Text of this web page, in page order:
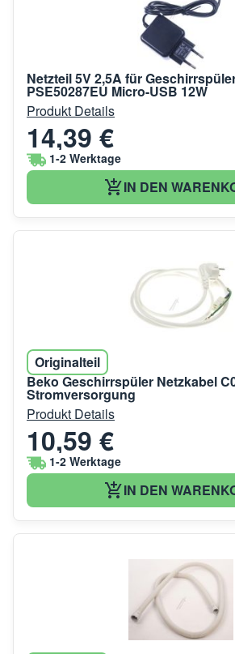
Netzteil 5V 2,5A für
PSE50287EU Micro-USB 12W
Produkt Details
14,39 €
1-2 Werktage
IN DEN
Originalteil
Beko Geschirrspüler Netzkabel
Stromversorgung
Produkt Details
10,59 €
1-2 Werktage
IN DEN